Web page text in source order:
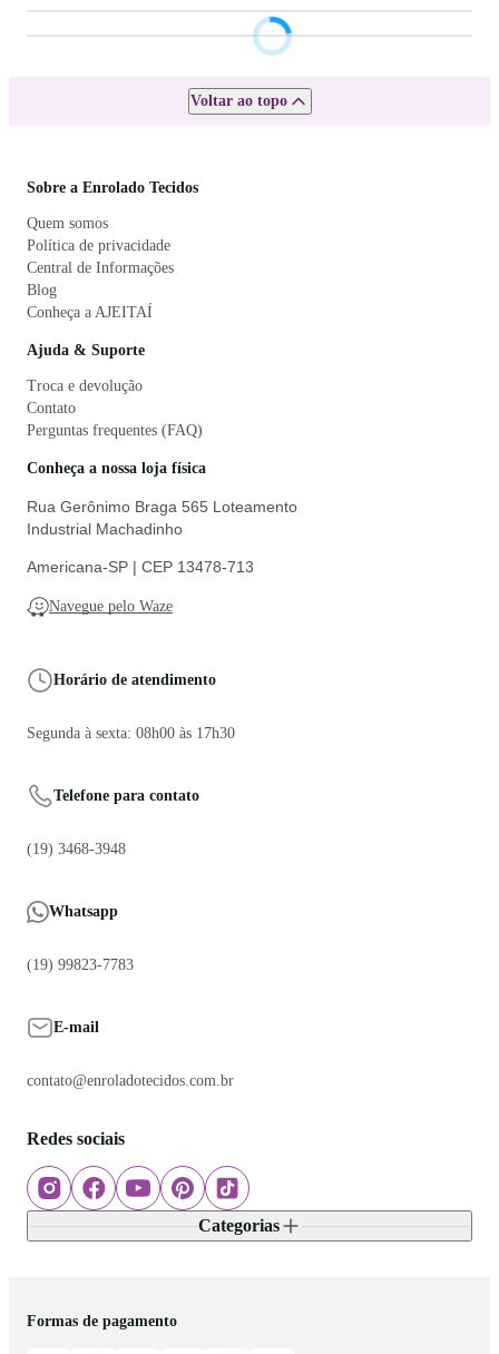
Voltar ao topo
Sobre a Enrolado Tecidos
Quem somos
Política de privacidade
Central de Informações
Blog
Conheça a AJEITAÍ
Ajuda & Suporte
Troca e devolução
Contato
Perguntas frequentes (FAQ)
Conheça a nossa loja física
Rua Gerônimo Braga 565 Loteamento
Industrial Machadinho
Americana-SP | CEP 13478-713
Navegue pelo Waze
Horário de atendimento
Segunda à sexta: 08h00 às 17h30
Telefone para contato
(19) 3468-3948
Whatsapp
(19) 99823-7783
E-mail
contato@enroladotecidos.com.br
Redes sociais
Categorias
Formas de pagamento